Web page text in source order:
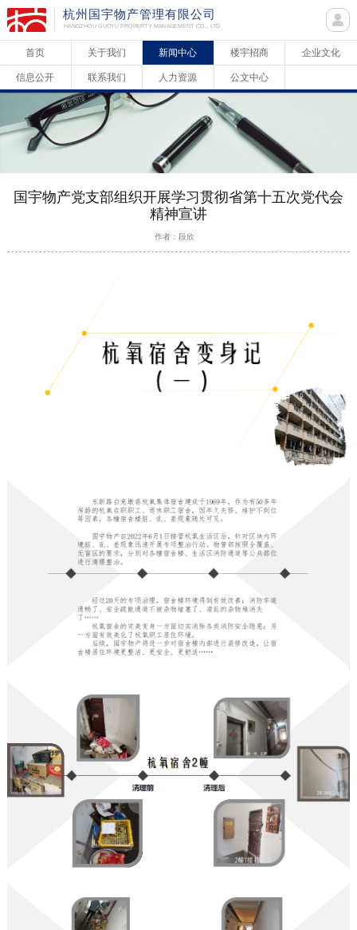
杭州国宇物产管理有限公司
HANGZHOU GUOYU PROPERTY MANAGEMENT CO., LTD
首页 关于我们 新闻中心 楼宇招商 企业文化
信息公开 联系我们 人力资源 公文中心
国宇物产党支部组织开展学习贯彻省第十五次党代会
精神宣讲
作者：段欣